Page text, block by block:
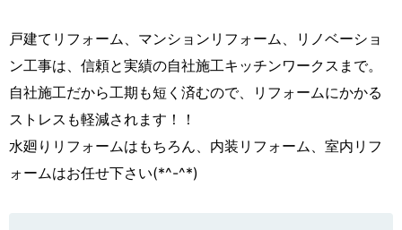
戸建てリフォーム、マンションリフォーム、リノベーショ
ン工事は、信頼と実績の自社施工キッチンワークスまで。
自社施工だから工期も短く済むので、リフォームにかかる
ストレスも軽減されます！！
水廻りリフォームはもちろん、内装リフォーム、室内リフ
ォームはお任せ下さい(*^-^*)